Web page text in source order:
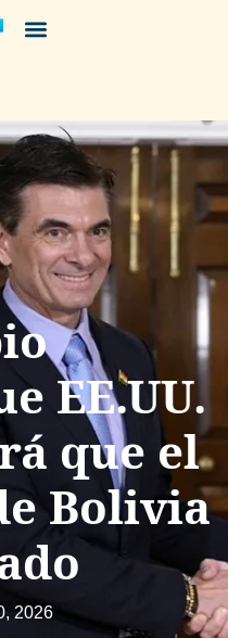
EE.UU.
que el
Bolivia
2026